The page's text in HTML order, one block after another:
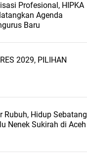
Profesional, HIPKA
Agenda
Baru
2029, PILIHAN
Rubuh, Hidup Sebatang
Nenek Sukirah di Aceh